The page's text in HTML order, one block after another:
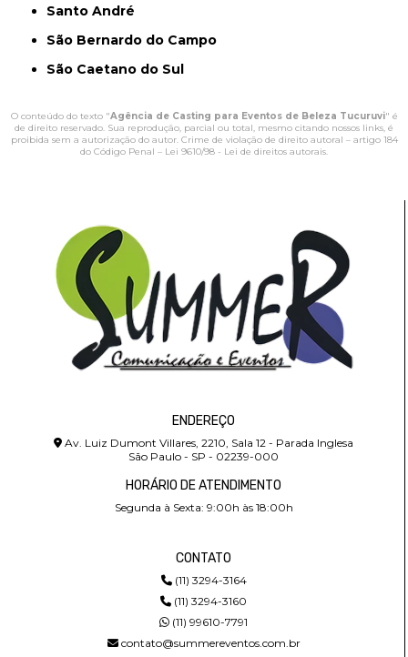
Santo André
São Bernardo do Campo
São Caetano do Sul
O conteúdo do texto "Agência de Casting para Eventos de Beleza Tucuruvi" é
de direito reservado. Sua reprodução, parcial ou total, mesmo citando nossos links, é
proibida sem a autorização do autor. Crime de violação de direito autoral – artigo 184
do Código Penal – Lei 9610/98 - Lei de direitos autorais.
ENDEREÇO
Av. Luiz Dumont Villares, 2210, Sala 12 - Parada Inglesa
São Paulo - SP - 02239-000
HORÁRIO DE ATENDIMENTO
Segunda à Sexta: 9:00h às 18:00h
CONTATO
(11) 3294-3164
(11) 3294-3160
(11) 99610-7791
contato@summereventos.com.br